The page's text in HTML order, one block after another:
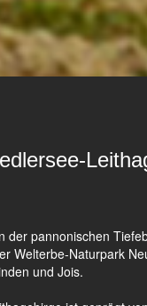
der pannonischen
Welterbe-Naturpark
und Jois.